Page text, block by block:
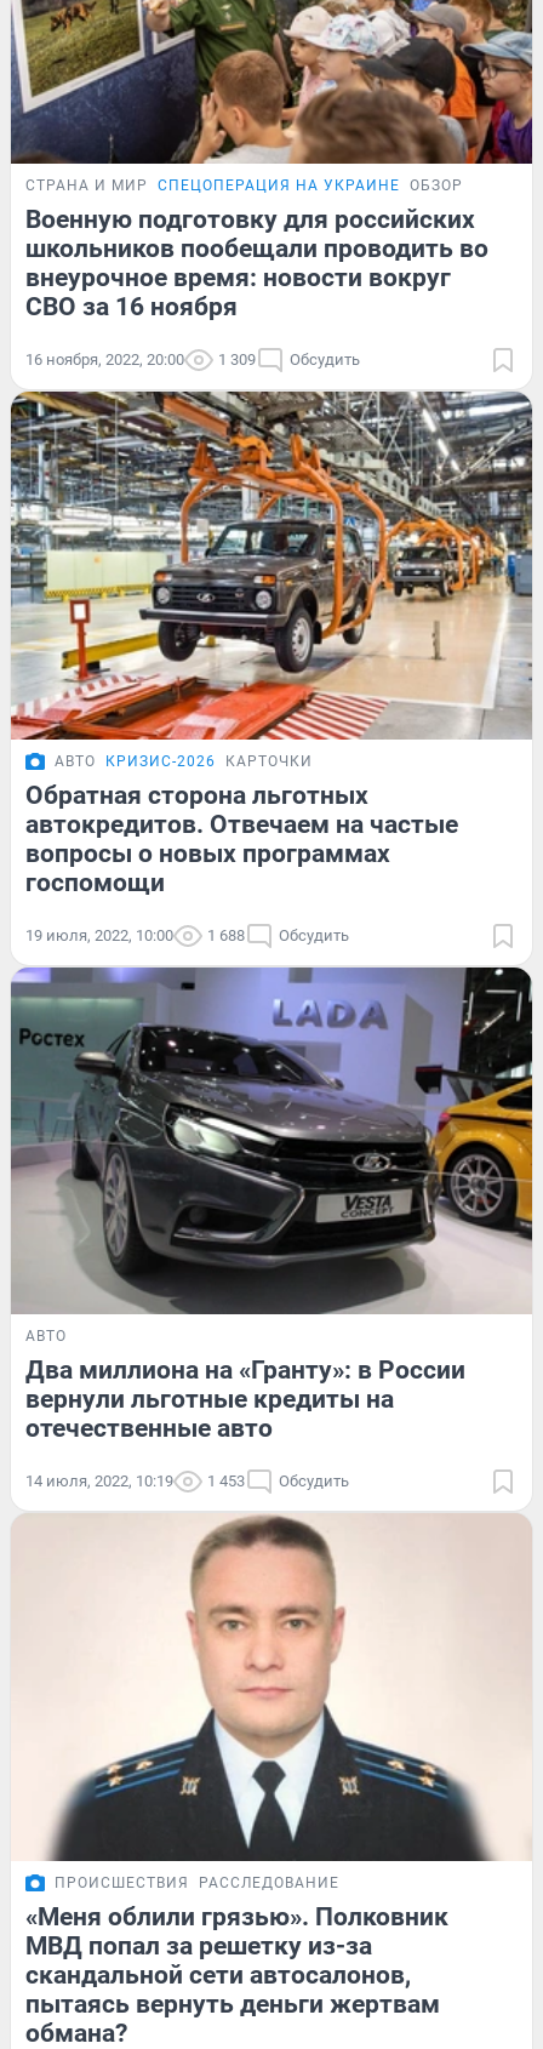
СТРАНА И МИР СПЕЦОПЕРАЦИЯ НА УКРАИНЕ ОБЗОР
Военную подготовку для российских
школьников пообещали проводить во
внеурочное время: новости вокруг
СВО за 16 ноября
16 ноября, 2022, 20:00 1 309 Обсудить
АВТО КРИЗИС-2026 КАРТОЧКИ
Обратная сторона льготных
автокредитов. Отвечаем на частые
вопросы о новых программах
госпомощи
19 июля, 2022, 10:00 1 688 Обсудить
АВТО
Два миллиона на «Гранту»: в России
вернули льготные кредиты на
отечественные авто
14 июля, 2022, 10:19 1 453 Обсудить
ПРОИСШЕСТВИЯ РАССЛЕДОВАНИЕ
«Меня облили грязью». Полковник
МВД попал за решетку из-за
скандальной сети автосалонов,
пытаясь вернуть деньги жертвам
обмана?